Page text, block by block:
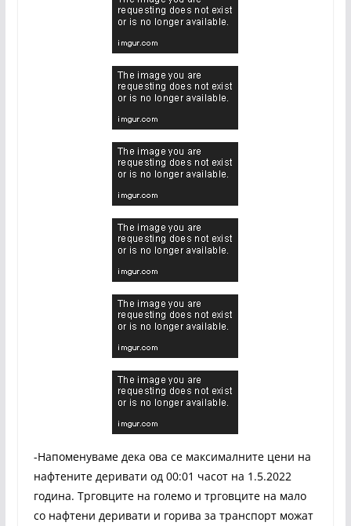
-Напоменуваме дека ова се максималните цени на
нафтените деривати од 00:01 часот на 1.5.2022
година. Трговците на големо и трговците на мало
со нафтени деривати и горива за транспорт можат